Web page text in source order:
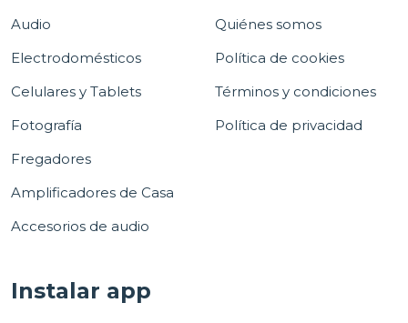
Audio
Electrodomésticos
Celulares y Tablets
Fotografía
Fregadores
Amplificadores de Casa
Accesorios de audio
Quiénes somos
Política de cookies
Términos y condiciones
Política de privacidad
Instalar app